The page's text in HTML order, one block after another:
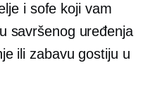
i sofe koji vam
savršenog uređenja
ili zabavu gostiju u